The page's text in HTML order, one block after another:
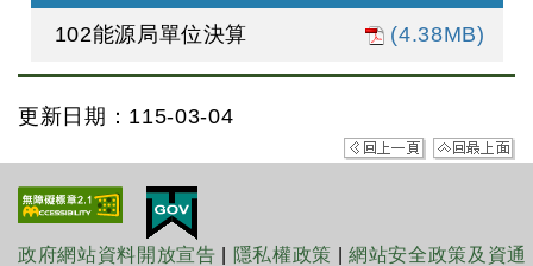
102能源局單位決算
(4.38MB)
更新日期：115-03-04
政府網站資料開放宣告 隱私權政策 |網站安全政策及資通